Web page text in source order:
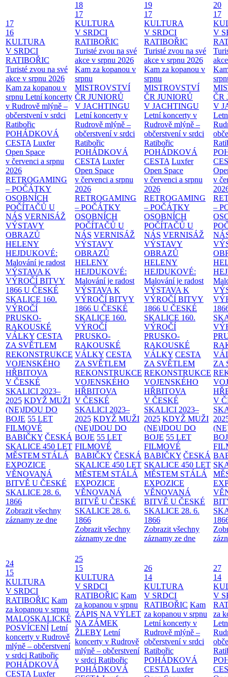
17
16
KULTURA
V SRDCI
RATIBOŘIC
Turisté zvou na své
akce v srpnu 2026
Kam za kopanou v
srpnu Letní koncerty
v Rudrově mlýně –
občerstvení v srdci
Ratibořic
POHÁDKOVÁ
CESTA Luxfer
Open Space
v červenci a srpnu
2026
RETROGAMING
– POČÁTKY
OSOBNÍCH
POČÍTAČŮ U
NÁS VERNISÁŽ
VÝSTAVY
OBRAZŮ
HELENY
HEJDUKOVÉ:
Malování je radost
VÝSTAVA K
VÝROČÍ BITVY
1866 U ČESKÉ
SKALICE 160.
VÝROČÍ
PRUSKO-
RAKOUSKÉ
VÁLKY CESTA
ZA SVĚTLEM
REKONSTRUKCE
VOJENSKÉHO
HŘBITOVA
V ČESKÉ
SKALICI 2023–
2025 KDYŽ MUŽI
(NE)JDOU DO
BOJE 55 LET
FILMOVÉ
BABIČKY ČESKÁ
SKALICE 450 LET
MĚSTEM STÁLÁ
EXPOZICE
VĚNOVANÁ
BITVĚ U ČESKÉ
SKALICE 28. 6.
1866
Zobrazit všechny
záznamy ze dne
18
17
KULTURA
V SRDCI
RATIBOŘIC
Turisté zvou na své
akce v srpnu 2026
Kam za kopanou v
srpnu
MISTROVSTVÍ
ČR JUNIORŮ
V JACHTINGU
Letní koncerty v
Rudrově mlýně –
občerstvení v srdci
Ratibořic
POHÁDKOVÁ
CESTA Luxfer
Open Space
v červenci a srpnu
2026
RETROGAMING
– POČÁTKY
OSOBNÍCH
POČÍTAČŮ U
NÁS VERNISÁŽ
VÝSTAVY
OBRAZŮ
HELENY
HEJDUKOVÉ:
Malování je radost
VÝSTAVA K
VÝROČÍ BITVY
1866 U ČESKÉ
SKALICE 160.
VÝROČÍ
PRUSKO-
RAKOUSKÉ
VÁLKY CESTA
ZA SVĚTLEM
REKONSTRUKCE
VOJENSKÉHO
HŘBITOVA
V ČESKÉ
SKALICI 2023–
2025 KDYŽ MUŽI
(NE)JDOU DO
BOJE 55 LET
FILMOVÉ
BABIČKY ČESKÁ
SKALICE 450 LET
MĚSTEM STÁLÁ
EXPOZICE
VĚNOVANÁ
BITVĚ U ČESKÉ
SKALICE 28. 6.
1866
Zobrazit všechny
záznamy ze dne
19
17
KULTURA
V SRDCI
RATIBOŘIC
Turisté zvou na své
akce v srpnu 2026
Kam za kopanou v
srpnu
MISTROVSTVÍ
ČR JUNIORŮ
V JACHTINGU
Letní koncerty v
Rudrově mlýně –
občerstvení v srdci
Ratibořic
POHÁDKOVÁ
CESTA Luxfer
Open Space
v červenci a srpnu
2026
RETROGAMING
– POČÁTKY
OSOBNÍCH
POČÍTAČŮ U
NÁS VERNISÁŽ
VÝSTAVY
OBRAZŮ
HELENY
HEJDUKOVÉ:
Malování je radost
VÝSTAVA K
VÝROČÍ BITVY
1866 U ČESKÉ
SKALICE 160.
VÝROČÍ
PRUSKO-
RAKOUSKÉ
VÁLKY CESTA
ZA SVĚTLEM
REKONSTRUKCE
VOJENSKÉHO
HŘBITOVA
V ČESKÉ
SKALICI 2023–
2025 KDYŽ MUŽI
(NE)JDOU DO
BOJE 55 LET
FILMOVÉ
BABIČKY ČESKÁ
SKALICE 450 LET
MĚSTEM STÁLÁ
EXPOZICE
VĚNOVANÁ
BITVĚ U ČESKÉ
SKALICE 28. 6.
1866
Zobrazit všechny
záznamy ze dne
20
17
V
ČR
V
v
–
ZA
V
24
15
KULTURA
V SRDCI
RATIBOŘIC Kam
za kopanou v srpnu
MALOSKALICKÉ
POSVÍCENÍ Letní
koncerty v Rudrově
mlýně – občerstvení
v srdci Ratibořic
POHÁDKOVÁ
CESTA Luxfer
25
15
KULTURA
V SRDCI
RATIBOŘIC Kam
za kopanou v srpnu
ZÁPIS NA VÝLET
NA ZÁMEK
ŽLEBY Letní
koncerty v Rudrově
mlýně – občerstvení
v srdci Ratibořic
POHÁDKOVÁ
26
14
KULTURA
V SRDCI
RATIBOŘIC Kam
za kopanou v srpnu
Letní koncerty v
Rudrově mlýně –
občerstvení v srdci
Ratibořic
POHÁDKOVÁ
CESTA Luxfer
27
14
V
za